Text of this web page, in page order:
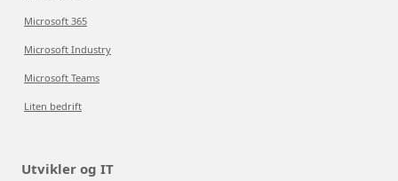
Microsoft 365
Microsoft Industry
Microsoft Teams
Liten bedrift
Utvikler og IT